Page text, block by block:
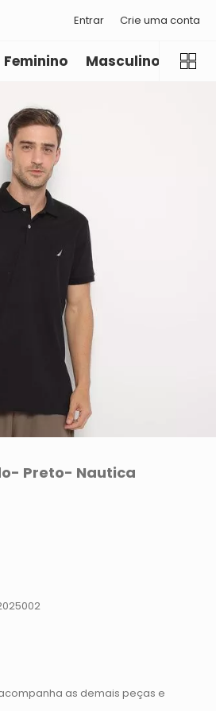
Entrar Crie uma conta
Feminino Masculino
Preto- Nautica
as demais peças e